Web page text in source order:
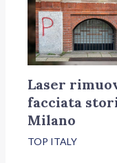
Laser
facciata
Milano
TOP ITALY